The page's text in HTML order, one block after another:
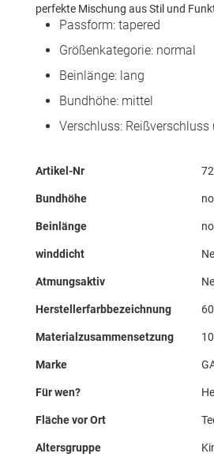
perfekte Mischung aus Stil und
Passform: tapered
Größenkategorie: normal
Beinlänge: lang
Bundhöhe: mittel
Verschluss: Reißverschluss
Mehr
Artikel-Nr
Bundhöhe
Beinlänge
winddicht
Atmungsaktiv
Herstellerfarbbezeichnung 60
Materialzusammensetzung
Marke
Für wen?
Fläche vor Ort
Altersgruppe